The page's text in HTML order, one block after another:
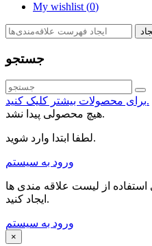
My wishlist (0)
جستجو
برای محصولات بیشتر کلیک کنید.
هیچ محصولی پیدا نشد.
لطفا ابتدا وارد شوید.
ورود به سیستم
از لیست علاقه مندی ها
ایجاد کنید.
ورود به سیستم
×